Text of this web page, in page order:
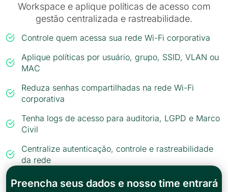
Workspace e aplique políticas de acesso com
gestão centralizada e rastreabilidade.
Controle quem acessa sua rede Wi-Fi corporativa
Aplique políticas por usuário, grupo, SSID, VLAN ou
MAC
Reduza senhas compartilhadas na rede Wi-Fi
corporativa
Tenha logs de acesso para auditoria, LGPD e Marco
Civil
Centralize autenticação, controle e rastreabilidade
da rede
Preencha seus dados e nosso time entrará